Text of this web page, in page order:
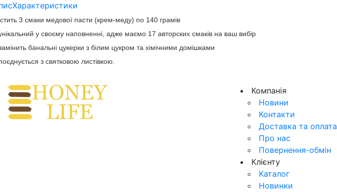
Характеристики
3 смаки медової пасти (крем-меду) по 140 грамів
у своєму наповненні, адже маємо 17 авторских смаків на ваш вибір
банальні цукерки з білим цукром та хімічними домішками
з святковою листівкою.
Компанія
Новини
Контакти
Доставка та оплата
Про нас
Повернення-обмін
Клієнту
Каталог
Новинки